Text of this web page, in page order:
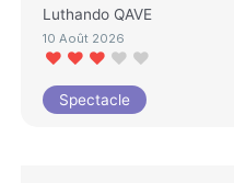
Luthando QAVE
10 Août 2026
Spectacle